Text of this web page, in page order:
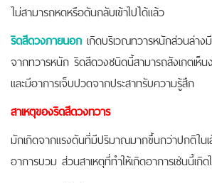
ไม่สามารถหดหรือดันกลับเข้าไปได้แล้ว
ริดสีดวงภายนอกเกิดบริเวณทวารหนักส่วนล่าง
จากทวารหนัก ริดสีดวงชนิดนี้สามารถสังเกตเห็น
และมีอาการเจ็บปวดจากประสาทรับความรู้สึก
สาเหตุของริดสีดวงทวาร
มักเกิดจากแรงดันที่มีปริมาณมากขึ้นกว่าปกติใน
อาการบวม ส่วนสาเหตุที่ทำให้เกิดอาการเช่นนี้เกิ